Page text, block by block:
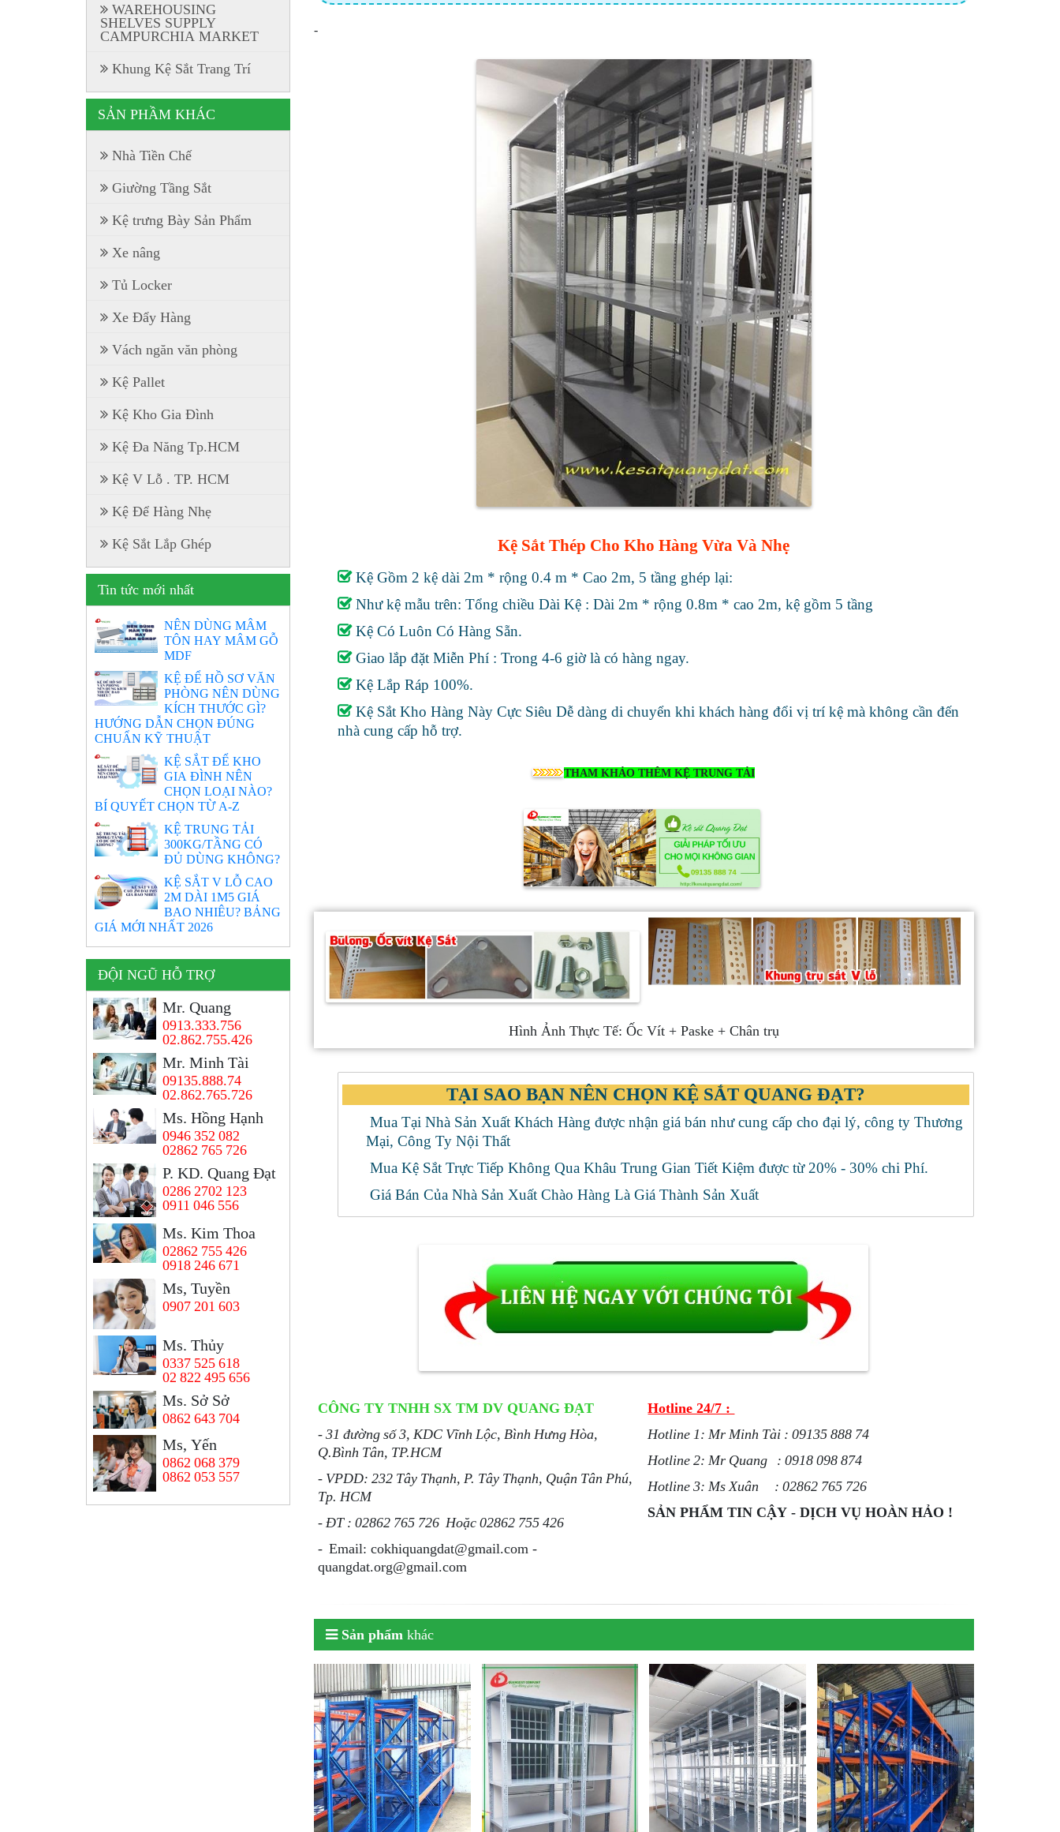
-
Kệ Sắt Thép Cho Kho Hàng Vừa Và Nhẹ
Kệ Gồm 2 kệ dài 2m * rộng 0.4 m * Cao 2m, 5 tầng ghép lại:
Như kệ mẫu trên: Tổng chiều Dài Kệ : Dài 2m * rộng 0.8m * cao 2m, kệ gồm 5 tầng
Kệ Có Luôn Có Hàng Sẵn.
Giao lắp đặt Miễn Phí : Trong 4-6 giờ là có hàng ngay.
Kệ Lắp Ráp 100%.
Kệ Sắt Kho Hàng Này Cực Siêu Dễ dàng di chuyển khi khách hàng đổi vị trí kệ mà không cần đến
nhà cung cấp hỗ trợ.
THAM KHẢO THÊM KỆ TRUNG TẢI
Hình Ảnh Thực Tế: Ốc Vít + Paske + Chân trụ
TẠI SAO BẠN NÊN CHỌN KỆ SẮT QUANG ĐẠT?
Mua Tại Nhà Sản Xuất Khách Hàng được nhận giá bán như cung cấp cho đại lý, công ty Thương
Mại, Công Ty Nội Thất
Mua Kệ Sắt Trực Tiếp Không Qua Khâu Trung Gian Tiết Kiệm được từ 20% - 30% chi Phí.
Giá Bán Của Nhà Sản Xuất Chào Hàng Là Giá Thành Sản Xuất
CÔNG TY TNHH SX TM DV QUANG ĐẠT
- 31 đường số 3, KDC Vĩnh Lộc, Bình Hưng Hòa,
Q.Bình Tân, TP.HCM
- VPDD: 232 Tây Thạnh, P. Tây Thạnh, Quận Tân Phú,
Tp. HCM
- ÐT : 02862 765 726 Hoặc 02862 755 426
-Email: cokhiquangdat@gmail.com -
quangdat.org@gmail.com
Hotline 24/7 :
Hotline 1: Mr Minh Tài : 09135 888 74
Hotline 2: Mr Quang : 0918 098 874
Hotline 3: Ms Xuân : 02862 765 726
SẢN PHẨM TIN CẬY - DỊCH VỤ HOÀN HẢO !
Sản phẩm khác
WAREHOUSING
SHELVES SUPPLY
CAMPURCHIA MARKET
Khung Kệ Sắt Trang Trí
SẢN PHẦM KHÁC
Nhà Tiền Chế
Giường Tầng Sắt
Kệ trưng Bày Sản Phẩm
Xe nâng
Tủ Locker
Xe Đẩy Hàng
Vách ngăn văn phòng
Kệ Pallet
Kệ Kho Gia Đình
Kệ Đa Năng Tp.HCM
Kệ V Lỗ . TP. HCM
Kệ Để Hàng Nhẹ
Kệ Sắt Lắp Ghép
Tin tức mới nhất
NÊN DÙNG MÂM
TÔN HAY MÂM GỖ
MDF
KỆ ĐỂ HỒ SƠ VĂN
PHÒNG NÊN DÙNG
KÍCH THƯỚC GÌ?
HƯỚNG DẪN CHỌN ĐÚNG
CHUẨN KỸ THUẬT
KỆ SẮT ĐỂ KHO
GIA ĐÌNH NÊN
CHỌN LOẠI NÀO?
BÍ QUYẾT CHỌN TỪ A-Z
KỆ TRUNG TẢI
300KG/TẦNG CÓ
ĐỦ DÙNG KHÔNG?
KỆ SẮT V LỖ CAO
2M DÀI 1M5 GIÁ
BAO NHIÊU? BẢNG
GIÁ MỚI NHẤT 2026
ĐỘI NGŨ HỖ TRỢ
Mr. Quang
0913.333.756
02.862.755.426
Mr. Minh Tài
09135.888.74
02.862.765.726
Ms. Hồng Hạnh
0946 352 082
02862 765 726
P. KD. Quang Đạt
0286 2702 123
0911 046 556
Ms. Kim Thoa
02862 755 426
0918 246 671
Ms, Tuyền
0907 201 603
Ms. Thủy
0337 525 618
02 822 495 656
Ms. Sở Sở
0862 643 704
Ms, Yến
0862 068 379
0862 053 557